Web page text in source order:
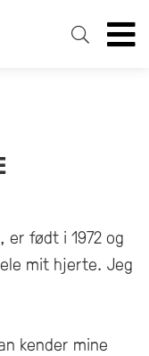
er født i 1972 og
mit hjerte. Jeg
kender mine